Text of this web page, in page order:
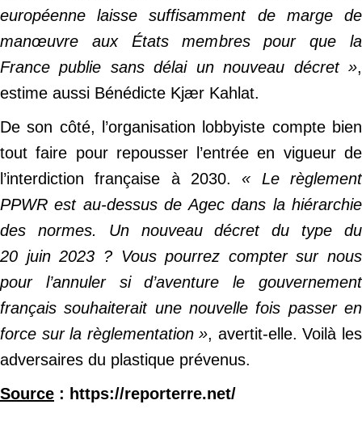
européenne laisse suffisamment de marge de
manœuvre aux États membres pour que la
France publie sans délai un nouveau décret »,
estime aussi Bénédicte Kjær Kahlat.
De son côté, l’organisation lobbyiste compte bien
tout faire pour repousser l’entrée en vigueur de
l’interdiction française à 2030.« Le règlement
PPWR est au-dessus de Agec dans la hiérarchie
des normes. Un nouveau décret du type du
20 juin 2023 ? Vous pourrez compter sur nous
pour l’annuler si d’aventure le gouvernement
français souhaiterait une nouvelle fois passer en
force sur la règlementation », avertit-elle. Voilà les
adversaires du plastique prévenus.
Source : https://reporterre.net/